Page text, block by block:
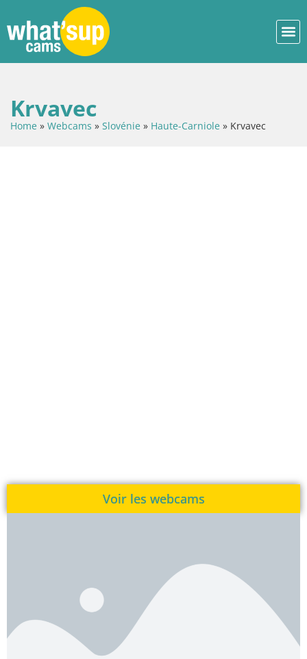
Krvavec
Home » Webcams » Slovénie » Haute-Carniole » Krvavec
Voir les webcams